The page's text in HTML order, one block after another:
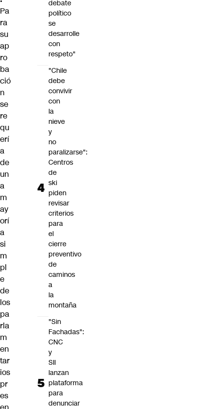
Pa
ra
su
ap
ro
ba
ció
n
se
re
qu
erí
a
de
un
a
m
ay
orí
a
si
m
pl
e
de
los
pa
rla
m
en
tar
ios
pr
es
debate
político
se
desarrolle
con
respeto"
"Chile
debe
convivir
con
la
nieve
y
no
paralizarse":
Centros
de
ski
piden
revisar
criterios
para
el
cierre
preventivo
de
caminos
a
la
montaña
"Sin
Fachadas":
CNC
y
SII
lanzan
plataforma
para
denunciar